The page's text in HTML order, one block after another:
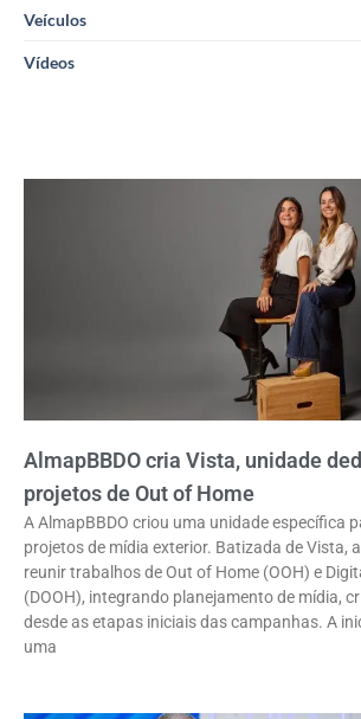
Veículos
Vídeos
AlmapBBDO cria Vista, unidade
projetos de Out of Home
A AlmapBBDO criou uma unidade específica
projetos de mídia exterior. Batizada de Vista,
reunir trabalhos de Out of Home (OOH) e
(DOOH), integrando planejamento de mídia,
desde as etapas iniciais das campanhas. A
uma